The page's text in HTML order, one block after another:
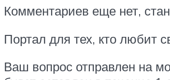
Комментариев еще нет,
Портал для тех, кто любит
Ваш вопрос отправлен на